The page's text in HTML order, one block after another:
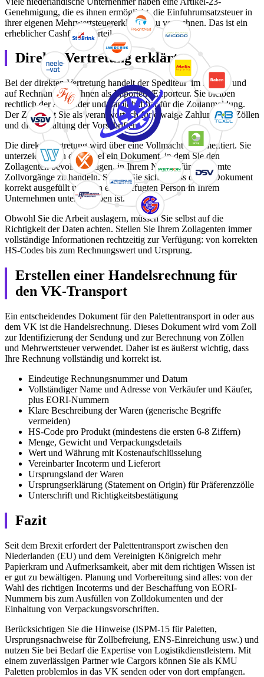
Genehmigung, die es ihnen ermöglicht, die Einfuhrumsatzsteuer in
ihrer eigenen Mehrwertsteuererklärung zu verrechnen. Das ist ein
erheblicher Cashflow-Vorteil.
Direkte Vertretung erklärt
Bei der direkten Vertretung handelt der Spediteur 'im Namen und
auf Rechnung' von Ihnen als Importeur/Exporteur. Sie bleiben
rechtlich der Anmelder und damit haftbar für die Zollanmeldung.
Der Zoll sieht Sie als verantwortlich für etwaige Zahlung von Zöllen
und die Einhaltung der Vorschriften.
Die direkte Vertretung wird über eine Vollmacht dokumentiert. Sie
unterzeichnen in der Regel ein Dokument, in dem Sie den
Zollagenten bevollmächtigen, in Ihrem Namen für bestimmte
Zollvorgänge zu handeln. Stellen Sie sicher, dass dieses Dokument
korrekt ausgefüllt und von einer befugten Person in Ihrem
Unternehmen unterschrieben ist.
Obwohl Sie die Arbeit auslagern, müssen Sie selbst auf die
Richtigkeit der Daten achten. Stellen Sie Ihrem Zollagenten immer
vollständige Informationen rechtzeitig zur Verfügung: von korrekten
HS-Codes bis zum Rechnungswert und Ursprung.
Erstellen einer Handelsrechnung für
den VK-Transport
Ein entscheidendes Dokument für den Palettentransport in oder aus
dem VK ist die Handelsrechnung. Dieses Dokument wird vom Zoll
zur Identifizierung der Sendung und zur Berechnung von Zöllen
und Mehrwertsteuer verwendet. Daher ist es äußerst wichtig, dass
Ihre Rechnung vollständig und korrekt ist.
Eindeutige Rechnungsnummer und Datum
Vollständiger Name und Adresse von Verkäufer und Käufer,
plus EORI-Nummern
Klare Beschreibung der Waren (generische Begriffe
vermeiden)
HS-Code pro Produkt (mindestens die ersten 6-8 Ziffern)
Menge, Gewicht und Verpackungsdetails
Wert und Währung mit Kostenaufschlüsselung
Vereinbarter Incoterm und Lieferort
Ursprungsland der Waren
Ursprungserklärung (Statement on Origin) für Präferenzzölle
Unterschrift und Richtigkeitsbestätigung
Fazit
Seit dem Brexit erfordert der Palettentransport zwischen den
Niederlanden (EU) und dem Vereinigten Königreich mehr
Papierkram und Aufmerksamkeit, aber mit dem richtigen Wissen ist
er gut zu bewältigen. Planung und Vorbereitung sind alles: von der
Wahl des richtigen Incoterms und der Beschaffung von EORI-
Nummern bis zum Ausfüllen von Zolldokumenten und der
Einhaltung von Verpackungsvorschriften.
Berücksichtigen Sie die Hinweise (ISPM-15 für Paletten,
Ursprungsnachweise für Zollbefreiung, ENS-Einreichung usw.) und
nutzen Sie bei Bedarf die Expertise von Logistikdienstleistern. Mit
einem zuverlässigen Partner wie Cargors können Sie als KMU
Paletten problemlos in das VK senden oder von dort empfangen.